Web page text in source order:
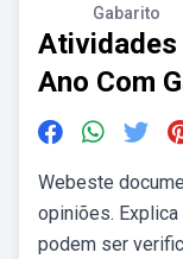
Gabarito
Atividades
Ano Com
Webeste
opiniões.
podem ser